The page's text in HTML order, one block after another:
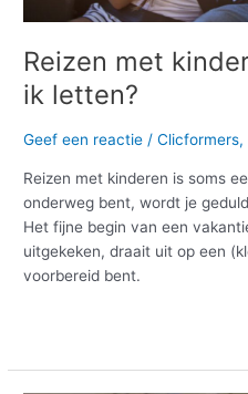
Reizen met
ik letten?
Geef een reactie /Clicformers,
Reizen met kinderen is soms
onderweg bent, wordt je
Het fijne begin van een
uitgekeken, draait uit op een
voorbereid bent.